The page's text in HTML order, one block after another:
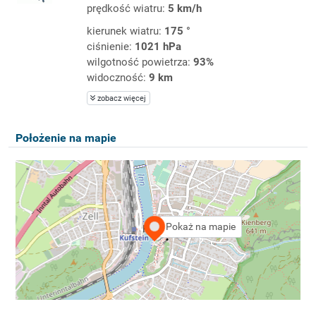
prędkość wiatru: 5 km/h
kierunek wiatru: 175 °
ciśnienie: 1021 hPa
wilgotność powietrza: 93%
widoczność: 9 km
zobacz więcej
Położenie na mapie
Pokaż na mapie